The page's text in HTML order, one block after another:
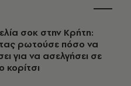
σοκ στην Κρήτη:
ρωτούσε πόσο να
για να ασελγήσει σε
κορίτσι